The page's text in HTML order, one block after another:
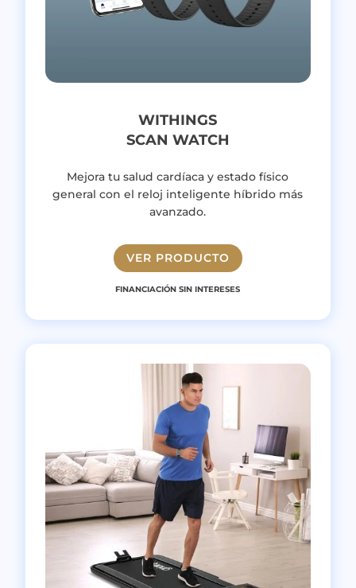
WITHINGS
SCAN WATCH
Mejora tu salud cardíaca y estado físico
general con el reloj inteligente híbrido más
avanzado.
VER PRODUCTO
FINANCIACIÓN SIN INTERESES